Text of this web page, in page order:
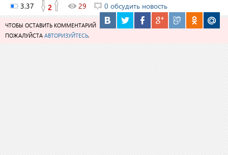
3.37 2 29 0 обсудить новость
ЧТОБЫ ОСТАВИТЬ КОММЕНТАРИЙ
ПОЖАЛУЙСТА АВТОРИЗУЙТЕСЬ.